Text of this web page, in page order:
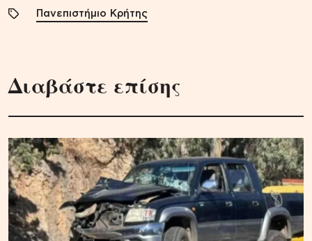
Πανεπιστήμιο Κρήτης
Διαβάστε επίσης